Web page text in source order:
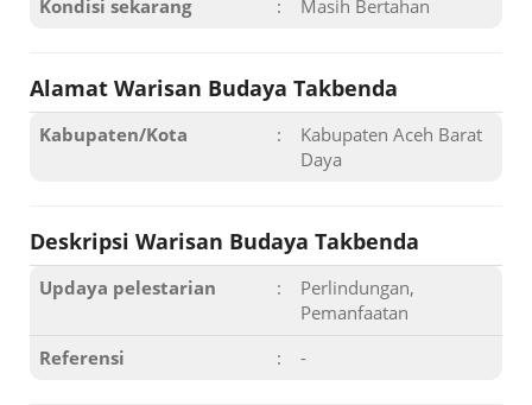
Kondisi sekarang : Masih Bertahan
Alamat Warisan Budaya Takbenda
Kabupaten/Kota :
Kabupaten Aceh Barat
Daya
Deskripsi Warisan Budaya Takbenda
Updaya pelestarian :
Perlindungan,
Pemanfaatan
Referensi
: -